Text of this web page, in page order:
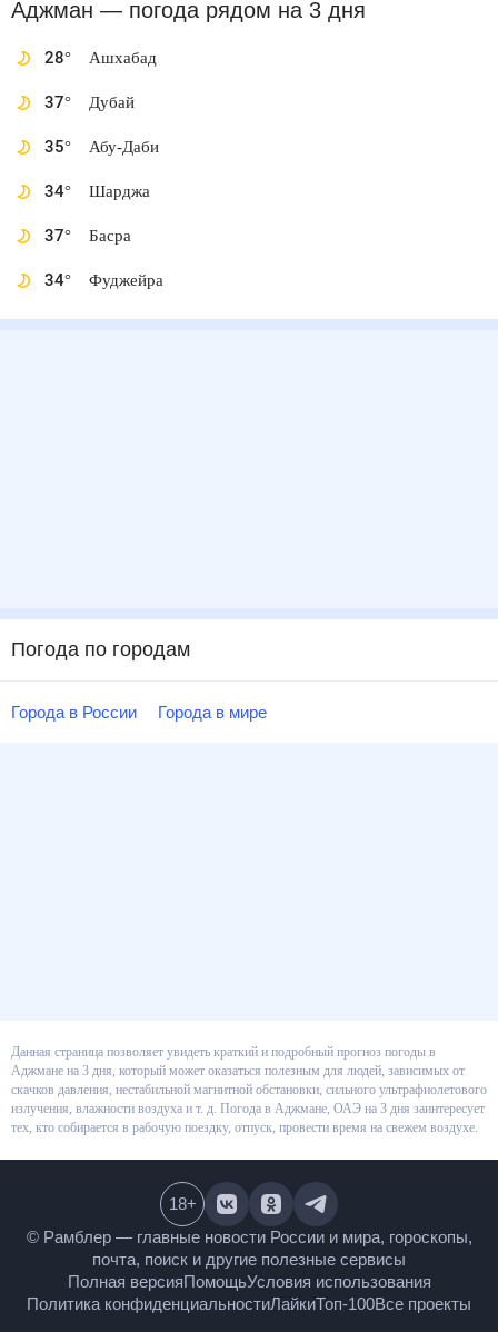
Аджман — погода рядом на 3 дня
28° Ашхабад
37° Дубай
35° Абу-Даби
34° Шарджа
37° Басра
34° Фуджейра
Погода по городам
Города в России Города в мире
Данная страница позволяет увидеть краткий и подробный прогноз
погоды в Аджмане на 3 дня, который может оказаться полезным для
людей, зависимых от скачков давления, нестабильной магнитной
обстановки, сильного ультрафиолетового излучения, влажности воздуха
и т. д. Погода в Аджмане, ОАЭ на 3 дня заинтересует тех, кто собирается в
© Рамблер — главные новости России и мира,
гороскопы, почта, поиск и другие полезные сервисы
Полная версияПомощьУсловия использования
18+